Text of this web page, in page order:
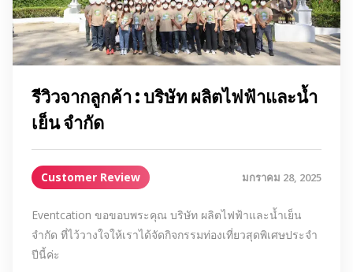
รีวิวจากลูกค้า : บริษัท ผลิตไฟฟ้าและน้ำ
เย็น จำกัด
Customer Review มกราคม 28, 2025
Eventcation ขอขอบพระคุณ บริษัท ผลิตไฟฟ้าและน้ำเย็น
จำกัด ที่ไว้วางใจให้เราได้จัดกิจกรรมท่องเที่ยวสุดพิเศษประจำ
ปีนี้ค่ะ